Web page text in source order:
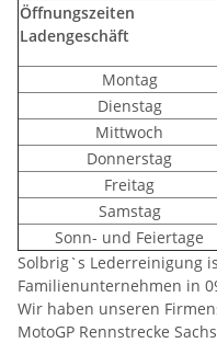
Öffnungszeiten
Ladengeschäft
Montag
Dienstag
Mittwoch
Donnerstag
Freitag
Samstag
Sonn- und Feiertage
Solbrig`s Lederreinigung
Familienunternehmen in
Wir haben unseren
MotoGP Rennstrecke